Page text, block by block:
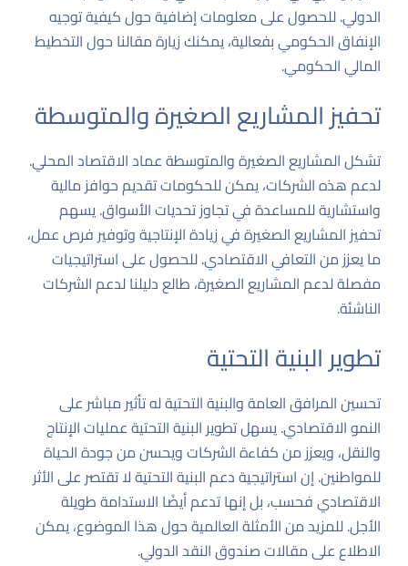
الدولي. للحصول على معلومات إضافية حول كيفية توجيه
الإنفاق الحكومي بفعالية، يمكنك زيارة مقالنا حول التخطيط
المالي الحكومي.
تحفيز المشاريع الصغيرة والمتوسطة
تشكل المشاريع الصغيرة والمتوسطة عماد الاقتصاد المحلي.
لدعم هذه الشركات، يمكن للحكومات تقديم حوافز مالية
واستشارية للمساعدة في تجاوز تحديات الأسواق. يسهم
تحفيز المشاريع الصغيرة في زيادة الإنتاجية وتوفير فرص عمل،
ما يعزز من التعافي الاقتصادي. للحصول على استراتيجيات
مفصلة لدعم المشاريع الصغيرة، طالعدليلنا لدعم الشركات
الناشئة.
تطوير البنية التحتية
تحسين المرافق العامة والبنية التحتية له تأثير مباشر على
النمو الاقتصادي. يسهل تطوير البنية التحتية عمليات الإنتاج
والنقل، ويعزز من كفاءة الشركات ويحسن من جودة الحياة
للمواطنين. إن استراتيجية دعم البنية التحتية لا تقتصر على الأثر
الاقتصادي فحسب، بل إنها تدعم أيضًا الاستدامة طويلة
الأجل. للمزيد من الأمثلة العالمية حول هذا الموضوع، يمكن
الاطلاع على مقالاتصندوق النقد الدولي.